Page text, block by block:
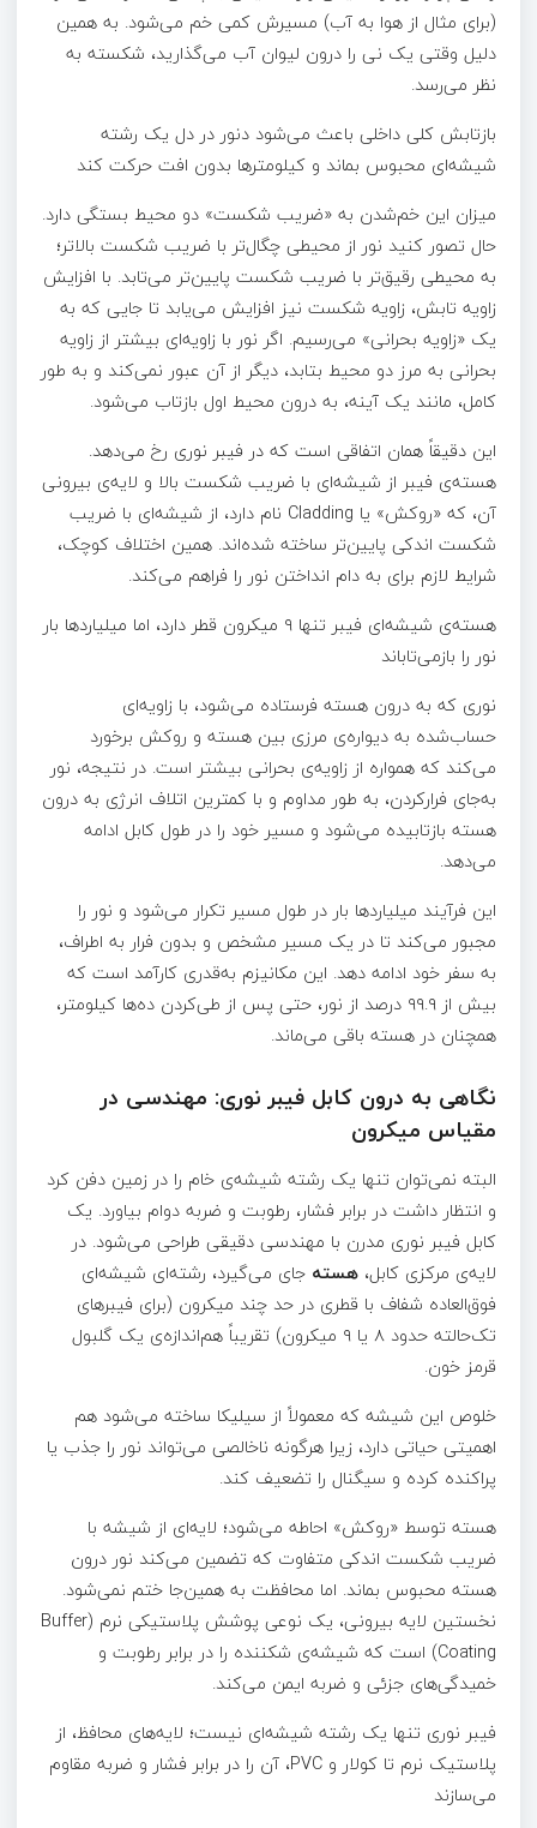
(برای مثال از هوا به آب) مسیرش کمی خم می‌شود. به همین
دلیل وقتی یک نی را درون لیوان آب می‌گذارید، شکسته به
نظر می‌رسد.
بازتابش کلی داخلی باعث می‌شود دنور در دل یک رشته
شیشه‌ای محبوس بماند و کیلومترها بدون افت حرکت کند
میزان این خم‌شدن به «ضریب شکست» دو محیط بستگی دارد.
حال تصور کنید نور از محیطی چگال‌تر با ضریب شکست بالاتر؛
به محیطی رقیق‌تر با ضریب شکست پایین‌تر می‌تابد. با افزایش
زاویه تابش، زاویه شکست نیز افزایش می‌یابد تا جایی که به
یک «زاویه بحرانی» می‌رسیم. اگر نور با زاویه‌ای بیشتر از زاویه
بحرانی به مرز دو محیط بتابد، دیگر از آن عبور نمی‌کند و به طور
کامل، مانند یک آینه، به درون محیط اول بازتاب می‌شود.
این دقیقاً همان اتفاقی است که در فیبر نوری رخ می‌دهد.
هسته‌ی فیبر از شیشه‌ای با ضریب شکست بالا و لایه‌ی بیرونی
آن، که «روکش» یا Cladding نام دارد، از شیشه‌ای با ضریب
شکست اندکی پایین‌تر ساخته شده‌اند. همین اختلاف کوچک،
شرایط لازم برای به دام انداختن نور را فراهم می‌کند.
هسته‌ی شیشه‌ای فیبر تنها ۹ میکرون قطر دارد، اما میلیاردها بار
نور را بازمی‌تاباند
نوری که به درون هسته فرستاده می‌شود، با زاویه‌ای
حساب‌شده به دیواره‌ی مرزی بین هسته و روکش برخورد
می‌کند که همواره از زاویه‌ی بحرانی بیشتر است. در نتیجه، نور
به‌جای فرارکردن، به طور مداوم و با کمترین اتلاف انرژی به درون
هسته بازتابیده می‌شود و مسیر خود را در طول کابل ادامه
می‌دهد.
این فرآیند میلیاردها بار در طول مسیر تکرار می‌شود و نور را
مجبور می‌کند تا در یک مسیر مشخص و بدون فرار به اطراف،
به سفر خود ادامه دهد. این مکانیزم به‌قدری کارآمد است که
بیش از ۹۹.۹ درصد از نور، حتی پس از طی‌کردن ده‌ها کیلومتر،
همچنان در هسته باقی می‌ماند.
نگاهی به درون کابل فیبر نوری: مهندسی در
مقیاس میکرون
البته نمی‌توان تنها یک رشته شیشه‌ی خام را در زمین دفن کرد
و انتظار داشت در برابر فشار، رطوبت و ضربه دوام بیاورد. یک
کابل فیبر نوری مدرن با مهندسی دقیقی طراحی می‌شود. در
لایه‌ی مرکزی کابل، هسته جای می‌گیرد، رشته‌ای شیشه‌ای
فوق‌العاده شفاف با قطری در حد چند میکرون (برای فیبرهای
تک‌حالته حدود ۸ یا ۹ میکرون) تقریباً هم‌اندازه‌ی یک گلبول
قرمز خون.
خلوص این شیشه که معمولاً از سیلیکا ساخته می‌شود هم
اهمیتی حیاتی دارد، زیرا هرگونه ناخالصی می‌تواند نور را جذب یا
پراکنده کرده و سیگنال را تضعیف کند.
هسته توسط «روکش» احاطه می‌شود؛ لایه‌ای از شیشه با
ضریب شکست اندکی متفاوت که تضمین می‌کند نور درون
هسته محبوس بماند. اما محافظت به همین‌جا ختم نمی‌شود.
نخستین لایه بیرونی، یک نوعی پوشش پلاستیکی نرم (Buffer
Coating) است که شیشه‌ی شکننده را در برابر رطوبت و
خمیدگی‌های جزئی و ضربه ایمن می‌کند.
فیبر نوری تنها یک رشته شیشه‌ای نیست؛ لایه‌های محافظ، از
پلاستیک نرم تا کولار و PVC، آن را در برابر فشار و ضربه مقاوم
می‌سازند